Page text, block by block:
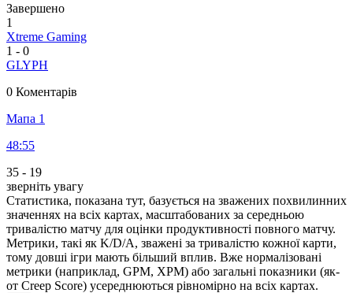
Завершено
1
Xtreme Gaming
1 - 0
GLYPH
0 Коментарів
Мапа 1
48:55
35 - 19
зверніть увагу
Статистика, показана тут, базується на зважених похвилинних
значеннях на всіх картах, масштабованих за середньою
тривалістю матчу для оцінки продуктивності повного матчу.
Метрики, такі як K/D/A, зважені за тривалістю кожної карти,
тому довші ігри мають більший вплив. Вже нормалізовані
метрики (наприклад, GPM, XPM) або загальні показники (як-
от Creep Score) усереднюються рівномірно на всіх картах.